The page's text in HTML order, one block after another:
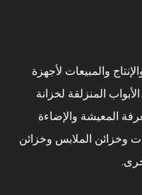
والمبيعات لأجهزة
المنزلقة لخزانة
المعيشة والإضاءة
وخزائن الملابس وخزائن